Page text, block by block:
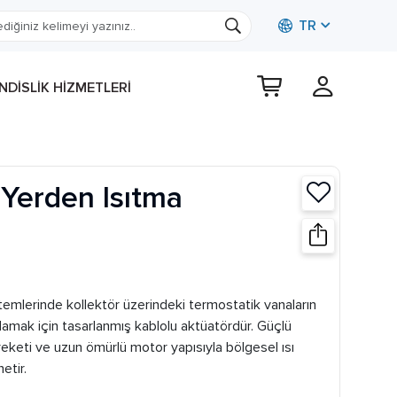
TR
HIZMETLERI
Isıtma
kollektör üzerindeki termostatik vanaların
için tasarlanmış kablolu aktüatördür. Güçlü
ve uzun ömürlü motor yapısıyla bölgesel ısı